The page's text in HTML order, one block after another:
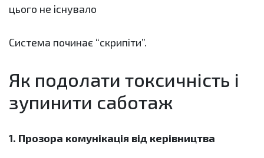
цього не існувало
Система починає “скрипіти”.
Як подолати токсичність і
зупинити саботаж
1. Прозора комунікація від керівництва